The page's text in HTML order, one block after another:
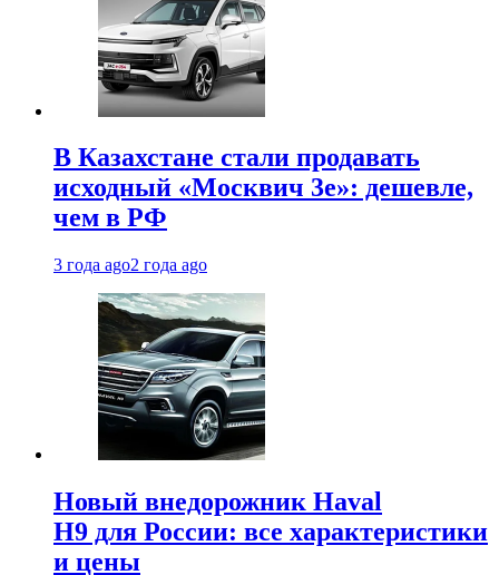
В Казахстане стали продавать
исходный «Москвич 3e»: дешевле,
чем в РФ
3 года ago2 года ago
Новый внедорожник Haval
H9 для России: все характеристики
и цены